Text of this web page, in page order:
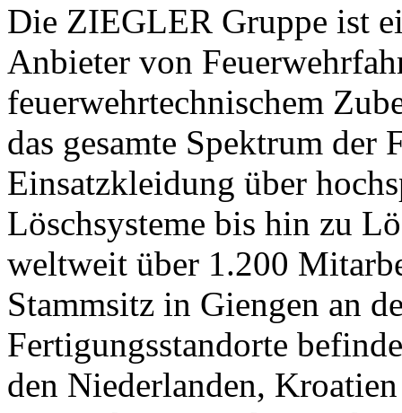
Die ZIEGLER Gruppe ist
Anbieter von
feuerwehrtechnischem
das gesamte Spektrum der
Einsatzkleidung über
Löschsysteme bis hin zu
weltweit über 1.200
Stammsitz in Giengen an
Fertigungsstandorte
den Niederlanden,